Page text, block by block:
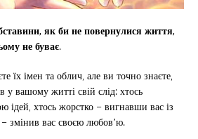
як би не повернулися життя,
не буває.
їх імен та облич, але ви точно знаєте,
вашому житті свій слід: хтось
ідей, хтось жорстко – вигнавши вас із
змінив вас своєю любов’ю.